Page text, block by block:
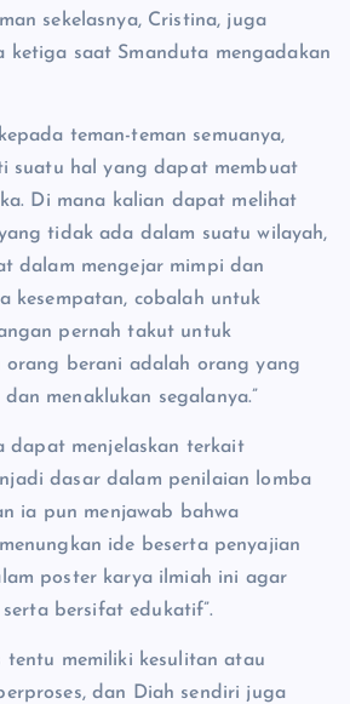
sekelasnya, Cristina, juga
ketiga saat Smanduta mengadakan
teman-teman semuanya,
suatu hal yang dapat membuat
Di mana kalian dapat melihat
tidak ada dalam suatu wilayah,
dalam mengejar mimpi dan
kesempatan, cobalah untuk
pernah takut untuk
orang berani adalah orang yang
menaklukan segalanya.”
dapat menjelaskan terkait
dasar dalam penilaian lomba
ia pun menjawab bahwa
ide beserta penyajian
poster karya ilmiah ini agar
bersifat edukatif”.
tentu memiliki kesulitan atau
dan Diah sendiri juga